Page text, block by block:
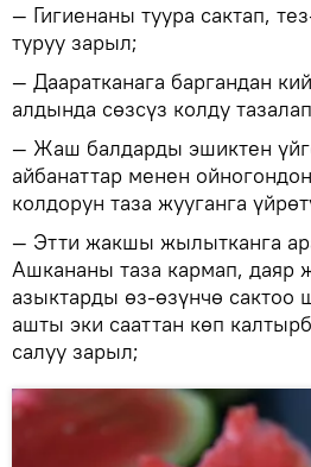
— Гигиенаны туура сактап,
туруу зарыл;
— Дааратканага баргандан
алдында сөзсүз колду
— Жаш балдарды эшиктен
айбанаттар менен
колдорун таза жууганга
— Этти жакшы жылытканга
Ашкананы таза кармап, даяр
азыктарды өз-өзүнчө сактоо
ашты эки сааттан көп
салуу зарыл;